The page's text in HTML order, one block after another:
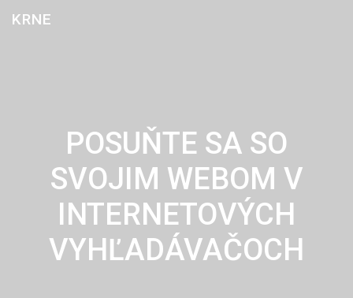
KRNE
POSUŇTE SA SO
SVOJIM WEBOM V
INTERNETOVÝCH
VYHĽADÁVAČOCH